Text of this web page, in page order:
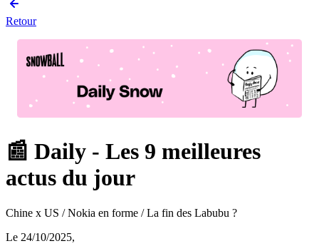
Retour
📰 Daily - Les 9 meilleures
actus du jour
Chine x US / Nokia en forme / La fin des Labubu ?
Le 24/10/2025,